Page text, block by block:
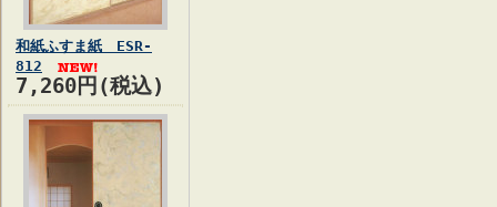
和紙ふすま紙 ESR-
812
7,260円(税込)